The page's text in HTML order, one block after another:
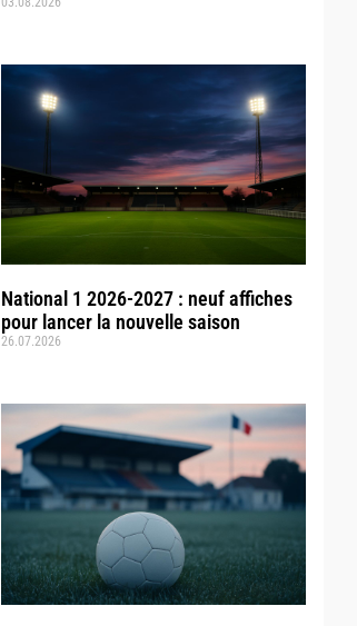
National 1 2026-2027 : neuf affiches
pour lancer la nouvelle saison
26.07.2026